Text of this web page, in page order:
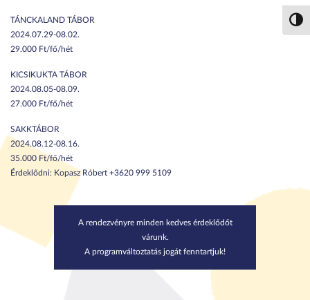
TÁNCKALAND TÁBOR
2024.07.29-08.02.
29.000 Ft/fő/hét
KICSIKUKTA TÁBOR
2024.08.05-08.09.
27.000 Ft/fő/hét
SAKKTÁBOR
2024.08.12-08.16.
35.000 Ft/fő/hét
Érdeklődni: Kopasz Róbert +3620 999 5109
A rendezvényre minden kedves érdeklődőt
várunk.
A programváltoztatás jogát fenntartjuk!